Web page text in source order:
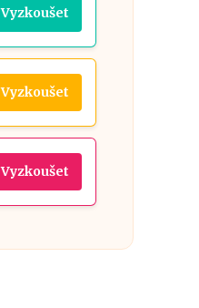
Vyzkoušet
Vyzkoušet
Vyzkoušet